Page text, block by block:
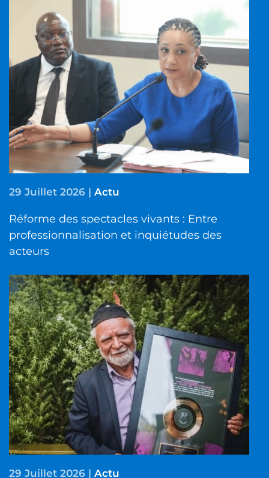
29 Juillet 2026 | Actu
Réforme des spectacles vivants : Entre
professionnalisation et inquiétudes des
acteurs
29 Juillet 2026 | Actu